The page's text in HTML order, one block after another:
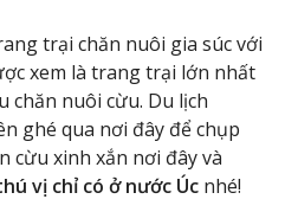
trại chăn nuôi gia súc với
xem là trang trại lớn nhất
chăn nuôi cừu. Du lịch
ghé qua nơi đây để chụp
cừu xinh xắn nơi đây và
vị chỉ có ở nước Úc nhé!